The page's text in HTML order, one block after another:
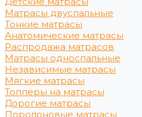
Матрасы двуспальные
Тонкие матрасы
Анатомические матрасы
Распродажа матрасов
Матрасы односпальные
Независимые матрасы
Мягкие матрасы
Топперы на матрасы
Дорогие матрасы
Поролоновые матрасы